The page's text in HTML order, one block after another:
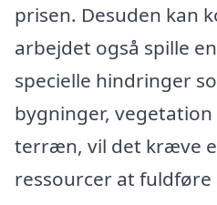
prisen. Desuden kan
arbejdet også spille
specielle hindringer
bygninger,
terræn, vil det kræve
ressourcer at fuldføre